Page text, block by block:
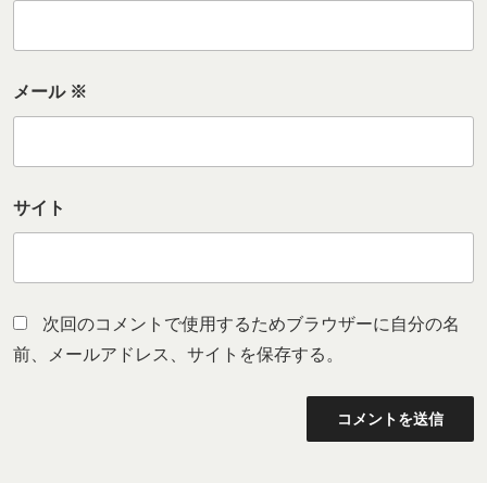
メール ※
サイト
次回のコメントで使用するためブラウザーに自分の名
前、メールアドレス、サイトを保存する。